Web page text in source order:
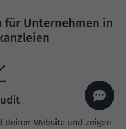
für Unternehmen in
deiner Website und zeigen